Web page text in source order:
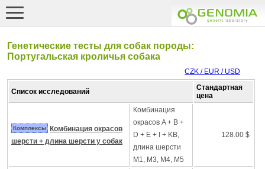
Генетические тесты для собак породы:
Португальская кроличья собака
CZK / EUR / USD
Список исследований
Стандартная
цена
Комплексы
Комбинация окрасов
шерсти + длина шерсти у собак
Комбинация
окрасов A + B +
D + E + I + KB,
длина шерсти
M1, M3, M4, M5
128.00 $